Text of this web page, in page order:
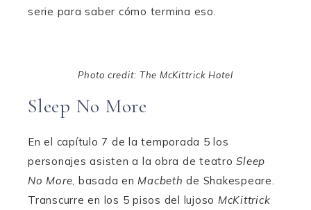
serie para saber cómo termina eso.
Photo credit: The McKittrick Hotel
Sleep No More
En el capítulo 7 de la temporada 5 los
personajes asisten a la obra de teatroSleep
No More, basada enMacbethde Shakespeare.
Transcurre en los 5 pisos del lujoso McKittrick